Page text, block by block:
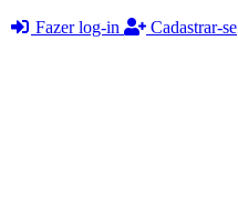
Fazer log-in
Cadastrar-se